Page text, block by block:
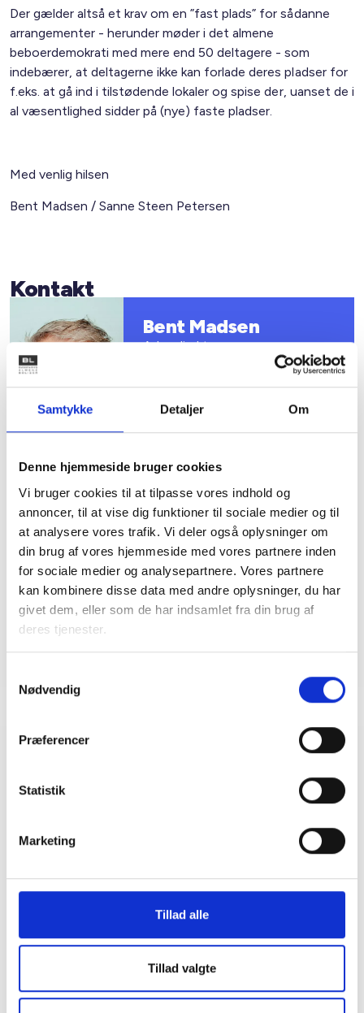
Samtykke Detaljer Om
Denne hjemmeside bruger cookies
Vi bruger cookies til at tilpasse vores indhold og
annoncer, til at vise dig funktioner til sociale medier og til
at analysere vores trafik. Vi deler også oplysninger om
din brug af vores hjemmeside med vores partnere inden
for sociale medier og analysepartnere. Vores partnere
kan kombinere disse data med andre oplysninger, du har
givet dem, eller som de har indsamlet fra din brug af
deres tjenester.
Nødvendig
Præferencer
Statistik
Marketing
Tillad alle
Tillad valgte
Der gælder altså et krav om en ”fast plads” for sådanne
arrangementer - herunder møder i det almene
beboerdemokrati med mere end 50 deltagere - som
indebærer, at deltagerne ikke kan forlade deres pladser for
f.eks. at gå ind i tilstødende lokaler og spise der, uanset de i
al væsentlighed sidder på (nye) faste pladser.
Med venlig hilsen
Bent Madsen / Sanne Steen Petersen
Kontakt
Bent Madsen
Adm. direktør
Mail: bma@bl.dk
Sanne Steen
Petersen
Afdelingschef
Tlf: 22 20 87 73
Mail: spe@bl.dk
Kontanthjælpsreformen og mulige
konsekvenser
Udbyttefrikort til almene boligforeninger